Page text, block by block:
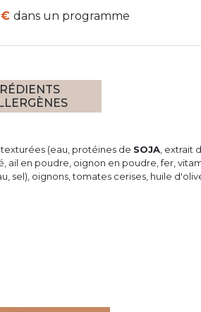
€ dans un programme
texturées (eau, protéines de SOJA , extrait
ail en poudre, oignon en poudre, fer,
sel), oignons, tomates cerises, huile